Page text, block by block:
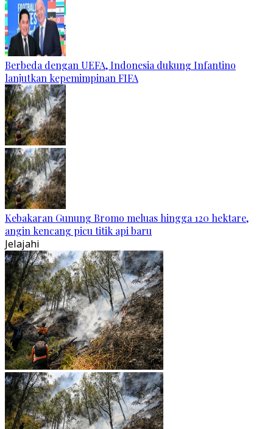
Berbeda dengan UEFA, Indonesia dukung Infantino
lanjutkan kepemimpinan FIFA
Kebakaran Gunung Bromo meluas hingga 120 hektare,
angin kencang picu titik api baru
Jelajahi